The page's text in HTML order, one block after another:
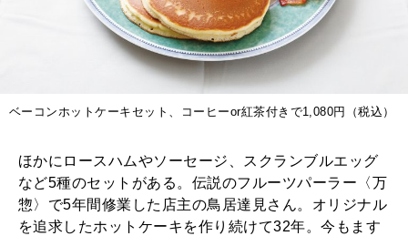
2026年4月号「未来をつくる、学びの教科書。」
2026年3月号「スイーツ予想図 2026」
2026年2月号「良運を掴む 新・開運術。」
2025年12月号「お酒の新常識。」
ベーコンホットケーキセット、コーヒーor紅茶付きで1,080円（税込）
ほかにロースハムやソーセージ、スクランブルエッグ
など5種のセットがある。伝説のフルーツパーラー〈万
惣〉で5年間修業した店主の鳥居達見さん。オリジナル
を追求したホットケーキを作り続けて32年。今もます